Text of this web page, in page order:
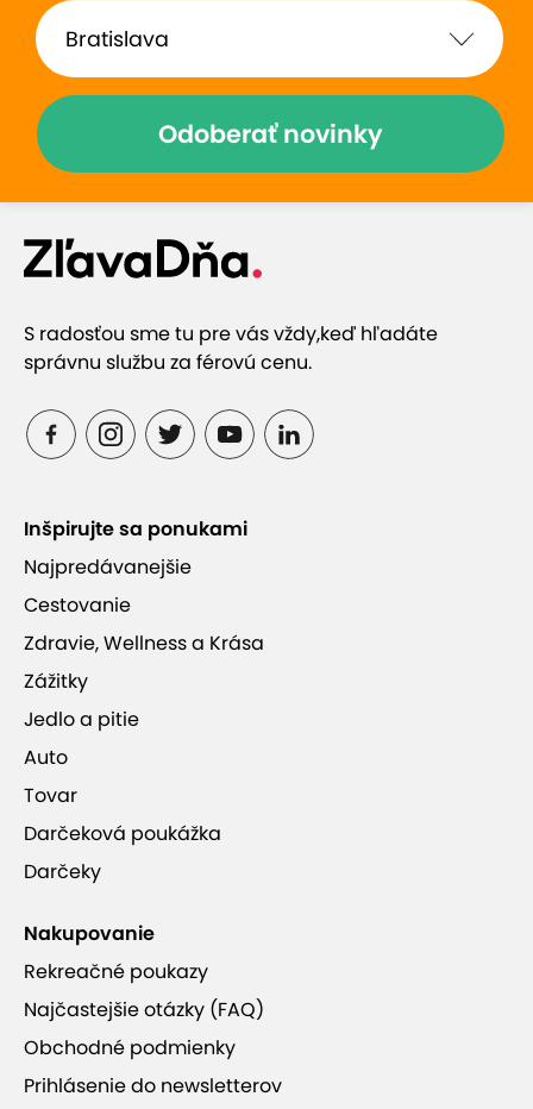
Odoberať novinky
S radosťou sme tu pre vás vždy,keď hľadáte
správnu službu za férovú cenu.
Inšpirujte sa ponukami
Najpredávanejšie
Cestovanie
Zdravie, Wellness a Krása
Zážitky
Jedlo a pitie
Auto
Tovar
Darčeková poukážka
Darčeky
Nakupovanie
Rekreačné poukazy
Najčastejšie otázky (FAQ)
Obchodné podmienky
Prihlásenie do newsletterov